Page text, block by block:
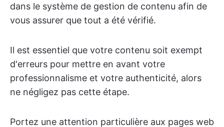
dans le système de gestion de contenu afin de
vous assurer que tout a été vérifié.
Il est essentiel que votre contenu soit exempt
d'erreurs pour mettre en avant votre
professionnalisme et votre authenticité, alors
ne négligez pas cette étape.
Portez une attention particulière aux pages web